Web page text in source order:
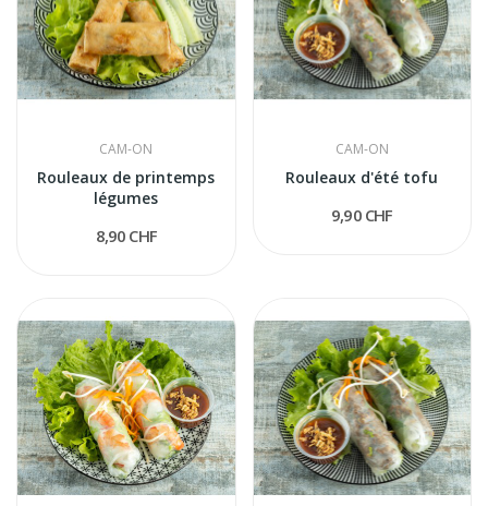
CAM-ON
Rouleaux de printemps
légumes
8,90 CHF
CAM-ON
Rouleaux d'été tofu
9,90 CHF